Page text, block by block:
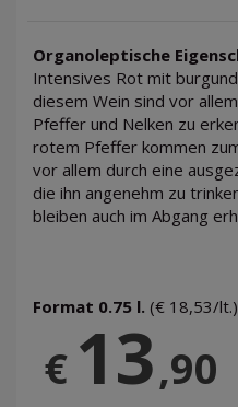
Organoleptische
Intensives Rot mit
diesem Wein sind vor
Pfeffer und Nelken zu
rotem Pfeffer kommen
vor allem durch eine
die ihn angenehm zu
bleiben auch im Abgang
Format 0.75 l. (€ 18,53/lt.)
€ 13,90